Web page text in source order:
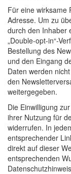
Für eine wirksame
Adresse. Um zu
durch den Inhaber
„Double-opt-in“-
Bestellung des
und den Eingang
Daten werden
den
weitergegeben.
Die Einwilligung
ihrer Nutzung für
widerrufen. In
entsprechender
direkt auf dieser
entsprechenden